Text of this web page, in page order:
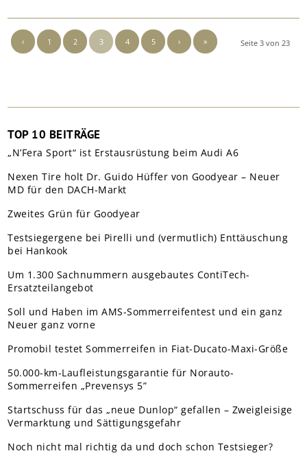
Seite 3 von 23
‹ 1 2 3 4 5 › »
TOP 10 BEITRÄGE
„N’Fera Sport“ ist Erstausrüstung beim Audi A6
Nexen Tire holt Dr. Guido Hüffer von Goodyear – Neuer
MD für den DACH-Markt
Zweites Grün für Goodyear
Testsiegergene bei Pirelli und (vermutlich) Enttäuschung
bei Hankook
Um 1.300 Sachnummern ausgebautes ContiTech-
Ersatzteilangebot
Soll und Haben im AMS-Sommerreifentest und ein ganz
Neuer ganz vorne
Promobil testet Sommerreifen in Fiat-Ducato-Maxi-Größe
50.000-km-Laufleistungsgarantie für Norauto-
Sommerreifen „Prevensys 5”
Startschuss für das „neue Dunlop“ gefallen – Zweigleisige
Vermarktung und Sättigungsgefahr
Noch nicht mal richtig da und doch schon Testsieger?